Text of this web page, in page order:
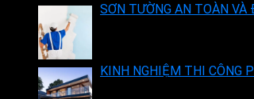
SƠN TƯỜNG AN TOÀN VÀ
KINH NGHIỆM THI CÔNG